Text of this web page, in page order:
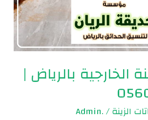
الخارجية بالرياض |
الزينة/
.Admin